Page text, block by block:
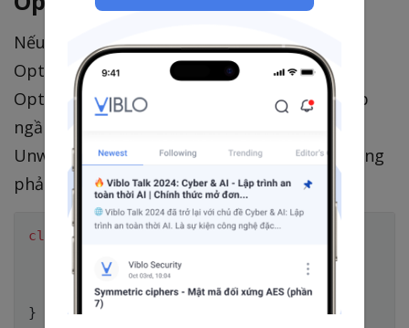
Nếu sử dụng kiểu Implicitly Unwrapped
Optional chứ không phải kiểu
Optional（ Optional<T>
） thì có thể unwrap
ngầm. Khi khai báo biến kiểu Implicitly
Unwrapped Optional thì sử dụng
chứ không
phải
.
class
return "Wan!"
}